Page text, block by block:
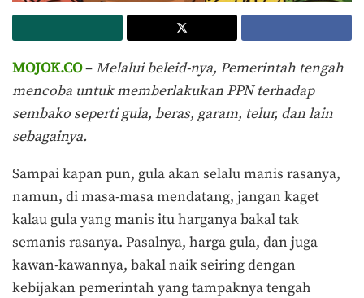
MOJOK.CO–Melalui beleid-nya, Pemerintah tengah
mencoba untuk memberlakukan PPN terhadap
sembako seperti gula, beras, garam, telur, dan lain
sebagainya.
Sampai kapan pun, gula akan selalu manis rasanya,
namun, di masa-masa mendatang, jangan kaget
kalau gula yang manis itu harganya bakal tak
semanis rasanya. Pasalnya, harga gula, dan juga
kawan-kawannya, bakal naik seiring dengan
kebijakan pemerintah yang tampaknya tengah